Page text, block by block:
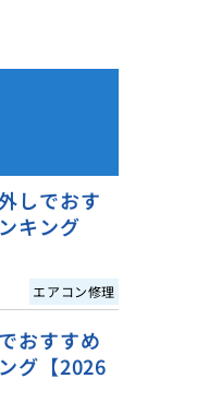
しでおす
キング
エアコン修理
おすすめ
グ【2026